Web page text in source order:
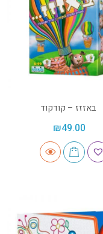
באזזז – קודקוד
₪49.00